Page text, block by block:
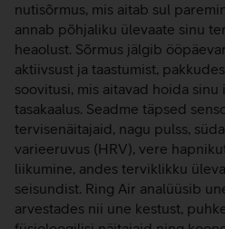
nutisõrmus, mis aitab sul
annab põhjaliku ülevaate sinu
heaolust. Sõrmus jälgib
aktiivsust ja taastumist,
soovitusi, mis aitavad hoida sinu
tasakaalus. Seadme täpsed
tervisenäitajaid, nagu pulss,
varieeruvus (HRV), vere
liikumine, andes terviklikku
seisundist. Ring Air analüüsib
arvestades nii une kestust,